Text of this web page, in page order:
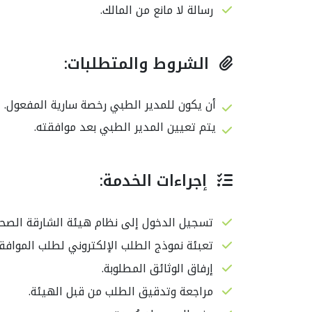
رسالة لا مانع من المالك.
الشروط والمتطلبات:
أن يكون للمدير الطبي رخصة سارية المفعول.
يتم تعيين المدير الطبي بعد موافقته.
إجراءات الخدمة:
تسجيل الدخول إلى نظام هيئة الشارقة
تعبئة نموذج الطلب الإلكتروني لطلب
إرفاق الوثائق المطلوبة.
مراجعة وتدقيق الطلب من قبل الهيئة.